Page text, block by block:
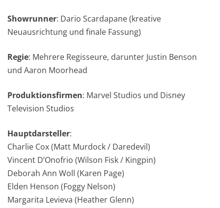
Showrunner: Dario Scardapane (kreative
Neuausrichtung und finale Fassung)
Regie: Mehrere Regisseure, darunter Justin Benson
und Aaron Moorhead
Produktionsfirmen: Marvel Studios und Disney
Television Studios
Hauptdarsteller:
Charlie Cox (Matt Murdock / Daredevil)
Vincent D’Onofrio (Wilson Fisk / Kingpin)
Deborah Ann Woll (Karen Page)
Elden Henson (Foggy Nelson)
Margarita Levieva (Heather Glenn)